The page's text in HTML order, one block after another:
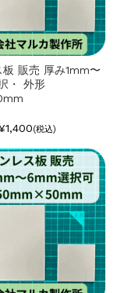
板 販売 厚み1mm〜
・ 外形
(税込)